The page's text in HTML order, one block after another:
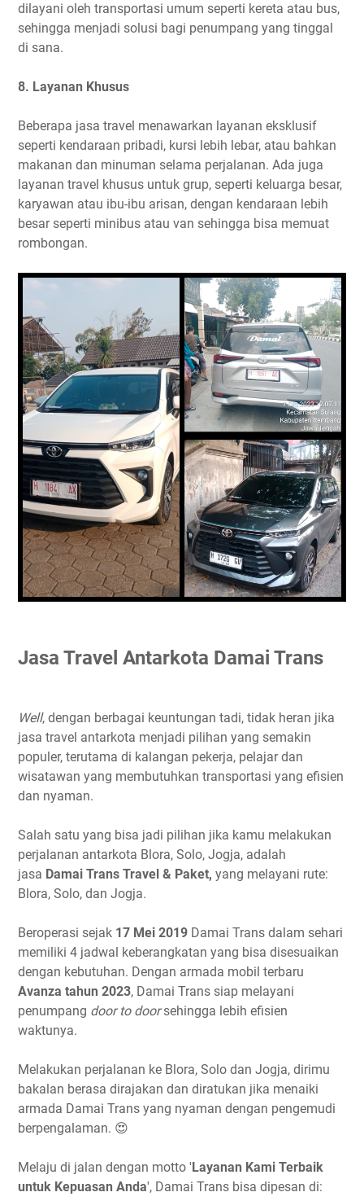
dilayani oleh transportasi umum seperti kereta atau bus,
sehingga menjadi solusi bagi penumpang yang tinggal
di sana.
8. Layanan Khusus
Beberapa jasa travel menawarkan layanan eksklusif
seperti kendaraan pribadi, kursi lebih lebar, atau bahkan
makanan dan minuman selama perjalanan. Ada juga
layanan travel khusus untuk grup, seperti keluarga besar,
karyawan atau ibu-ibu arisan, dengan kendaraan lebih
besar seperti minibus atau van sehingga bisa memuat
rombongan.
Jasa Travel Antarkota Damai Trans
Well, dengan berbagai keuntungan tadi, tidak heran jika
jasa travel antarkota menjadi pilihan yang semakin
populer, terutama di kalangan pekerja, pelajar dan
wisatawan yang membutuhkan transportasi yang efisien
dan nyaman.
Salah satu yang bisa jadi pilihan jika kamu melakukan
perjalanan antarkota Blora, Solo, Jogja, adalah
jasa Damai Trans Travel & Paket, yang melayani rute:
Blora, Solo, dan Jogja.
Beroperasi sejak 17 Mei 2019 Damai Trans dalam sehari
memiliki 4 jadwal keberangkatan yang bisa disesuaikan
dengan kebutuhan. Dengan armada mobil terbaru
Avanza tahun 2023, Damai Trans siap melayani
penumpang door to doorsehingga lebih efisien
waktunya.
Melakukan perjalanan ke Blora, Solo dan Jogja, dirimu
bakalan berasa dirajakan dan diratukan jika menaiki
armada Damai Trans yang nyaman dengan pengemudi
berpengalaman. 😍
Melaju di jalan dengan motto 'Layanan Kami Terbaik
untuk Kepuasan Anda', Damai Trans bisa dipesan di: